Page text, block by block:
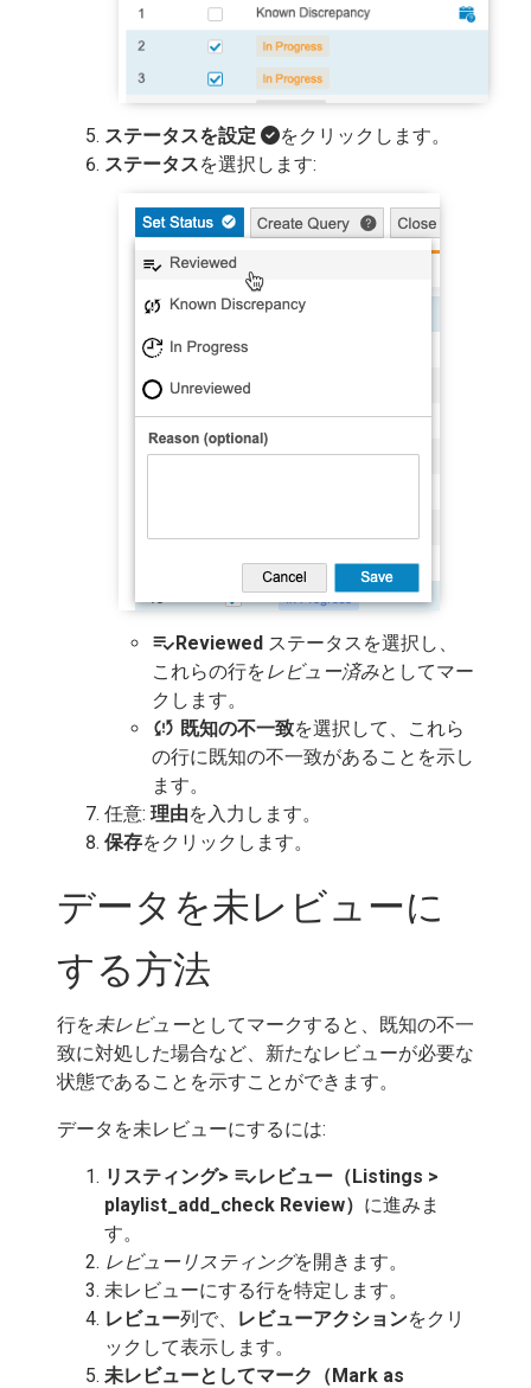
ステータスを設定
をクリックします。
ステータスを選択します:
playlist_add_checkReviewed ステータスを選択し、
これらの行をレビュー済みとしてマー
クします。
sync_problem 既知の不一致を選択して、これら
の行に既知の不一致があることを示し
ます。
任意: 理由を入力します。
保存をクリックします。
データを未レビューに
する方法
行を未レビューとしてマークすると、既知の不一
致に対処した場合など、新たなレビューが必要な
状態であることを示すことができます。
データを未レビューにするには:
リスティング> playlist_add_checkレビュー（Listings >
playlist_add_check Review） に進みま
す。
レビューリスティングを開きます。
未レビューにする行を特定します。
レビュー列で、 レビューアクションをクリ
ックして表示します。
未レビューとしてマーク（Mark as